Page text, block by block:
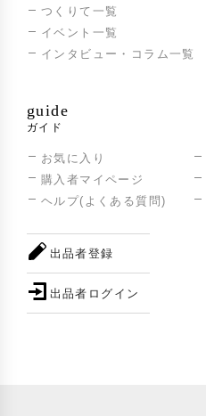
つくりて一覧
イベント一覧
インタビュー・コラム一覧
guide
ガイド
お気に入り
購入者マイページ
ヘルプ(よくある質問)
出品者登録
出品者ログイン